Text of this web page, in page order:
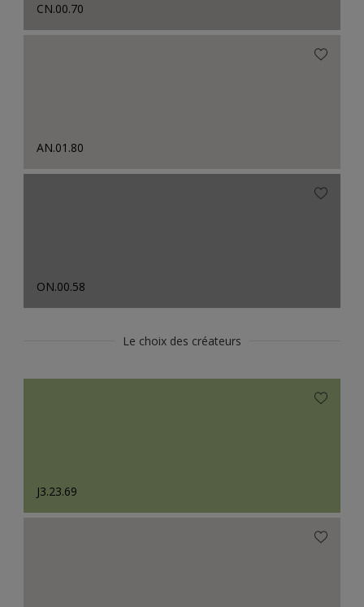
CN.00.70
AN.01.80
ON.00.58
Le choix des créateurs
J3.23.69